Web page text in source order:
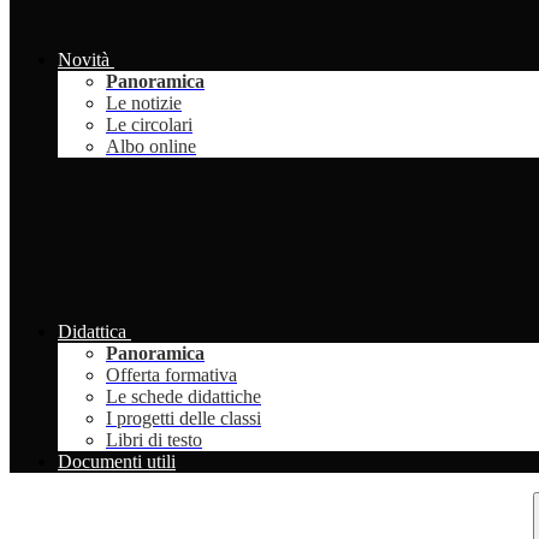
Novità
Panoramica
Le notizie
Le circolari
Albo online
Didattica
Panoramica
Offerta formativa
Le schede didattiche
I progetti delle classi
Libri di testo
Documenti utili